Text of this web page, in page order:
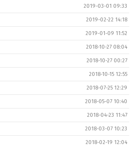
2019-03-01 09:33
2019-02-22 14:18
2019-01-09 11:52
2018-10-27 08:04
2018-10-27 00:27
2018-10-15 12:55
2018-07-25 12:29
2018-05-07 10:40
2018-04-23 11:47
2018-03-07 10:23
2018-02-19 12:04